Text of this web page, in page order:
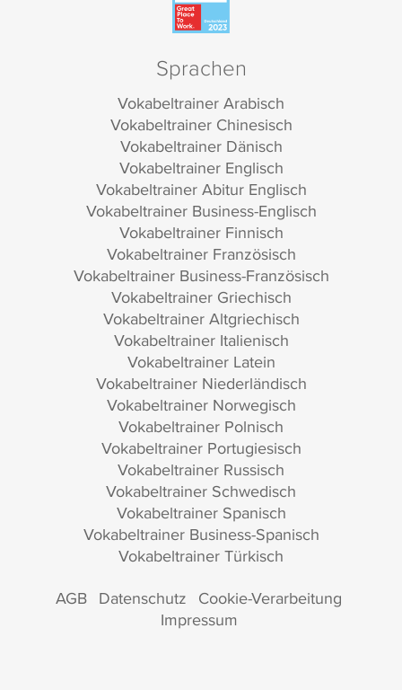
Sprachen
Vokabeltrainer Arabisch
Vokabeltrainer Chinesisch
Vokabeltrainer Dänisch
Vokabeltrainer Englisch
Vokabeltrainer Abitur Englisch
Vokabeltrainer Business-Englisch
Vokabeltrainer Finnisch
Vokabeltrainer Französisch
Vokabeltrainer Business-Französisch
Vokabeltrainer Griechisch
Vokabeltrainer Altgriechisch
Vokabeltrainer Italienisch
Vokabeltrainer Latein
Vokabeltrainer Niederländisch
Vokabeltrainer Norwegisch
Vokabeltrainer Polnisch
Vokabeltrainer Portugiesisch
Vokabeltrainer Russisch
Vokabeltrainer Schwedisch
Vokabeltrainer Spanisch
Vokabeltrainer Business-Spanisch
Vokabeltrainer Türkisch
AGB Datenschutz Cookie-Verarbeitung
Impressum